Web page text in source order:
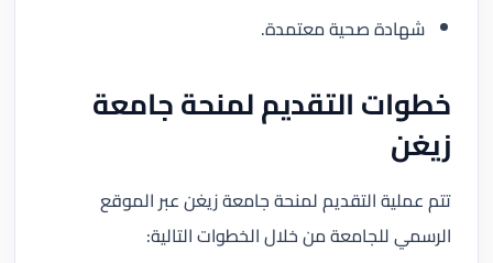
شهادة صحية معتمدة.
خطوات التقديم لمنحة جامعة
زيغن
تتم عملية التقديم لمنحة جامعة زيغن عبر الموقع
الرسمي للجامعة من خلال الخطوات التالية: